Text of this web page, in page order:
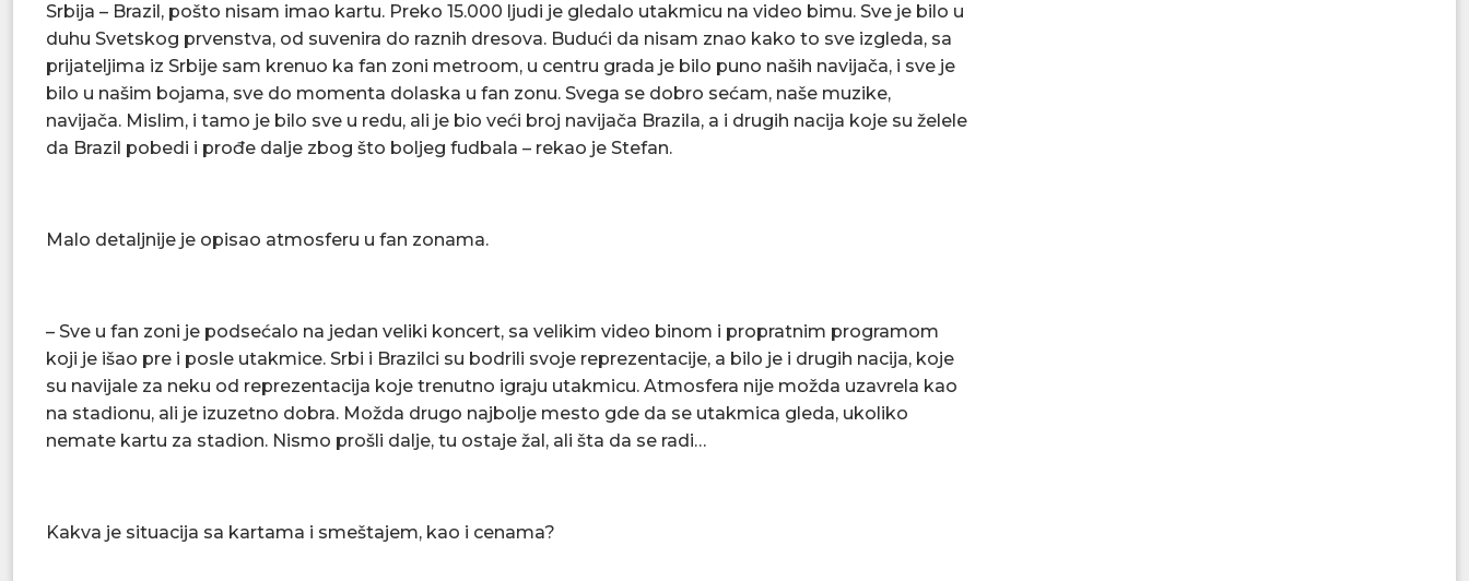
Srbija – Brazil, pošto nisam imao kartu. Preko 15.000 ljudi je gledalo utakmicu na video bimu. Sve je bilo u
duhu Svetskog prvenstva, od suvenira do raznih dresova. Budući da nisam znao kako to sve izgleda, sa
prijateljima iz Srbije sam krenuo ka fan zoni metroom, u centru grada je bilo puno naših navijača, i sve je
bilo u našim bojama, sve do momenta dolaska u fan zonu. Svega se dobro sećam, naše muzike,
navijača. Mislim, i tamo je bilo sve u redu, ali je bio veći broj navijača Brazila, a i drugih nacija koje su želele
da Brazil pobedi i prođe dalje zbog što boljeg fudbala – rekao je Stefan.
Malo detaljnije je opisao atmosferu u fan zonama.
– Sve u fan zoni je podsećalo na jedan veliki koncert, sa velikim video binom i propratnim programom
koji je išao pre i posle utakmice. Srbi i Brazilci su bodrili svoje reprezentacije, a bilo je i drugih nacija, koje
su navijale za neku od reprezentacija koje trenutno igraju utakmicu. Atmosfera nije možda uzavrela kao
na stadionu, ali je izuzetno dobra. Možda drugo najbolje mesto gde da se utakmica gleda, ukoliko
nemate kartu za stadion. Nismo prošli dalje, tu ostaje žal, ali šta da se radi…
Kakva je situacija sa kartama i smeštajem, kao i cenama?